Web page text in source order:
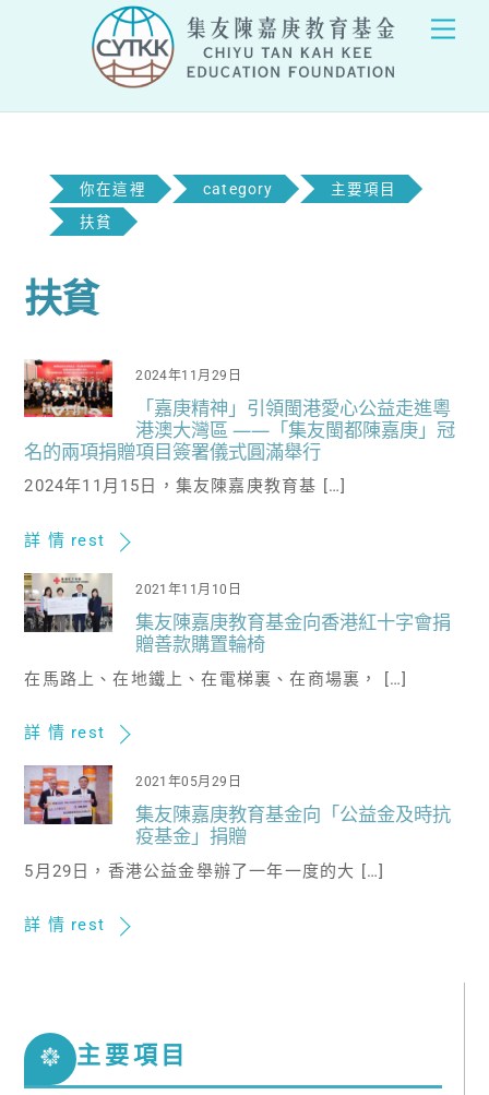
你在這裡 category
主要項目
扶貧
扶貧
2024年11月29日
「嘉庚精神」引領閩港愛心公益走進粵
港澳大灣區 ——「集友閩都陳嘉庚」冠
名的兩項捐贈項目簽署儀式圓滿舉行
2024年11月15日，集友陳嘉庚教育基 […]
詳 情 rest
2021年11月10日
集友陳嘉庚教育基金向香港紅十字會捐
贈善款購置輪椅
在馬路上、在地鐵上、在電梯裏、在商場裏， […]
詳 情 rest
2021年05月29日
集友陳嘉庚教育基金向「公益金及時抗
疫基金」捐贈
5月29日，香港公益金舉辦了一年一度的大 […]
詳 情 rest
主要項目